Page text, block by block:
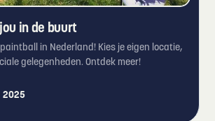
in de buurt
in Nederland! Kies je eigen locatie,
gelegenheden. Ontdek meer!
2025